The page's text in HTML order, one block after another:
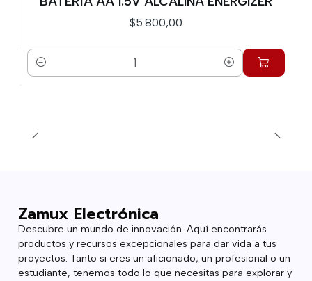
$5.800,00
Cantidad
Zamux Electrónica
Descubre un mundo de innovación. Aquí encontrarás
productos y recursos excepcionales para dar vida a tus
proyectos. Tanto si eres un aficionado, un profesional o un
estudiante, tenemos todo lo que necesitas para explorar y